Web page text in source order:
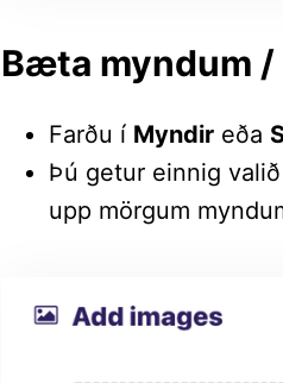
Bæta myndum /
Farðu í Myndir eða
Þú getur einnig
upp mörgum